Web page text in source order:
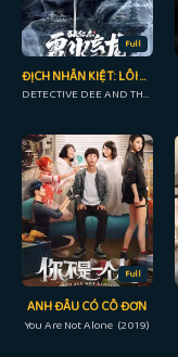
Full
ĐỊCH NHÂN KIỆT: LÔI HỎA HUYỀN LONG
DETECTIVE DEE AND THE DRAGON OF FIRE (2023)
Full
ANH ĐÂU CÓ CÔ ĐƠN
You Are Not Alone (2019)